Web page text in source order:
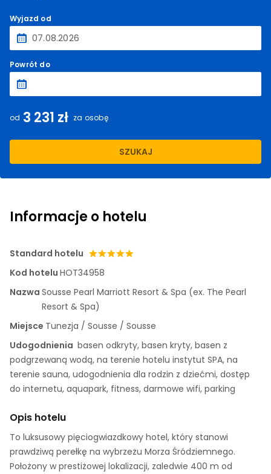
Wyjazd od
Powrót do
od 3 231 zł za osobę
SZUKAJ
Informacje o hotelu
Standard hotelu
Kod hotelu HOT34958
Nazwa Sousse Pearl Marriott Resort & Spa (ex. The Pearl
Resort & Spa)
Miejsce Tunezja / Sousse / Sousse
Udogodnienia basen odkryty, basen kryty, basen z
podgrzewaną wodą, na terenie hotelu instytut SPA, na
terenie sauna, udogodnienia dla rodzin z dziećmi, dostęp
do internetu, aquapark, fitness, darmowe wifi, parking
Opis hotelu
To luksusowy pięciogwiazdkowy hotel, który stanowi
prawdziwą perełkę na wybrzeżu Morza Śródziemnego.
Położony w prestiżowej lokalizacji, zaledwie 400 m od